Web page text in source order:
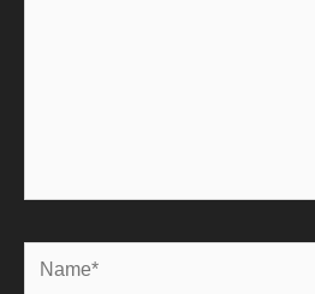
Name*